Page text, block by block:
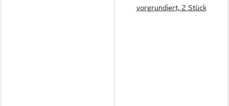
vorgrundiert, 2 Stück